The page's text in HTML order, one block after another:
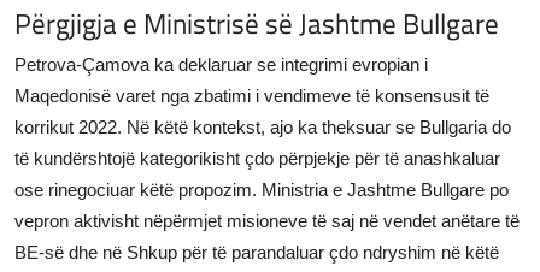
Përgjigja e Ministrisë së Jashtme Bullgare
Petrova-Çamova ka deklaruar se integrimi evropian i
Maqedonisë varet nga zbatimi i vendimeve të konsensusit të
korrikut 2022. Në këtë kontekst, ajo ka theksuar se Bullgaria do
të kundërshtojë kategorikisht çdo përpjekje për të anashkaluar
ose rinegociuar këtë propozim. Ministria e Jashtme Bullgare po
vepron aktivisht nëpërmjet misioneve të saj në vendet anëtare të
BE-së dhe në Shkup për të parandaluar çdo ndryshim në këtë